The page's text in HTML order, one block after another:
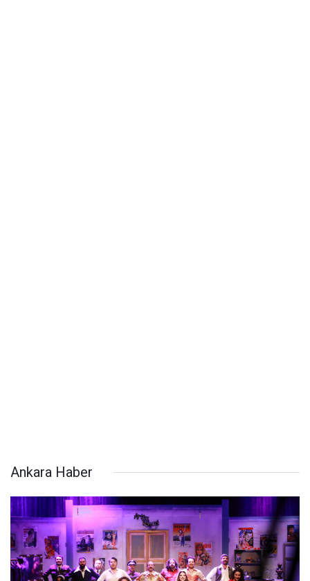
Ankara Haber